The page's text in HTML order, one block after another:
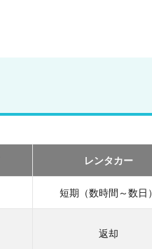
レンタカー
短期（数時間～数日）
返却